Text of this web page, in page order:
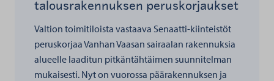
talousrakennuksen peruskorjaukset
Valtion toimitiloista vastaava Senaatti-kiinteistöt
peruskorjaa Vanhan Vaasan sairaalan rakennuksia
alueelle laaditun pitkäntähtäimen suunnitelman
mukaisesti. Nyt on vuorossa päärakennuksen ja